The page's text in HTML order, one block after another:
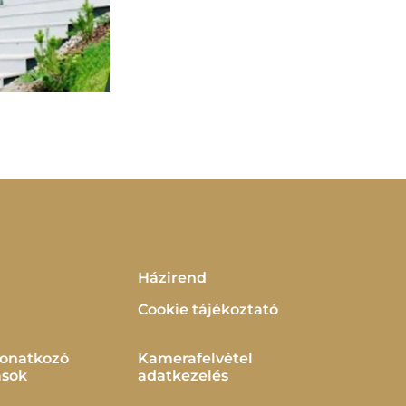
Házirend
Cookie tájékoztató
Kamerafelvétel
adatkezelés